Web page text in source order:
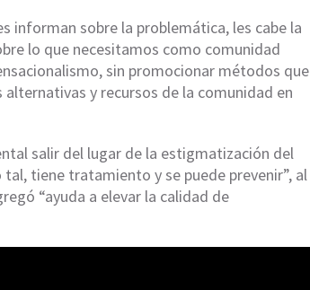
informan sobre la problemática, les cabe la
lo que necesitamos como comunidad
sin promocionar métodos que
y recursos de la comunidad en
salir del lugar de la estigmatización del
tiene tratamiento y se puede prevenir”, al
“ayuda a elevar la calidad de